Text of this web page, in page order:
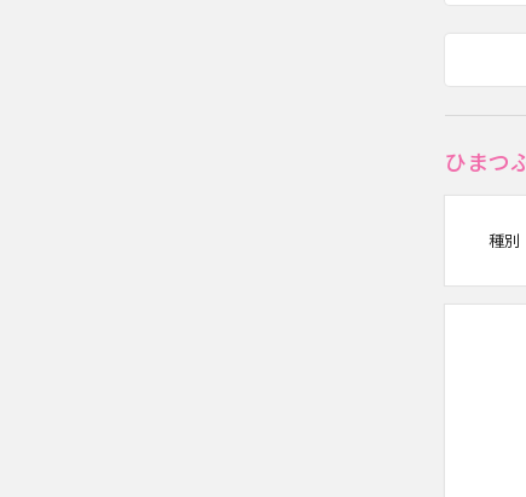
ひまつ
種別